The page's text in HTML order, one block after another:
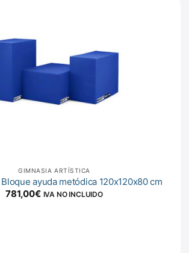
GIMNASIA ARTÍSTICA
Bloque ayuda metódica 120x120x80 cm
781,00€ IVA NO INCLUIDO